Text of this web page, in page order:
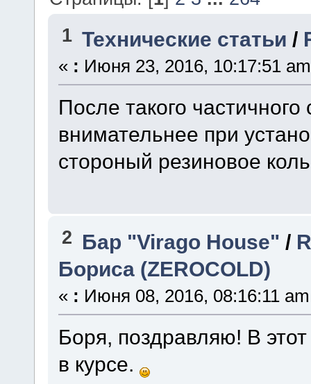
1 Технические статьи /
« : Июня 23, 2016, 10:17:51
После такого
внимательнее при
стороный резиновое
2 Бар "Virago House" /
Бориса (ZEROCOLD)
« : Июня 08, 2016, 08:16:11
Боря, поздравляю! В
в курсе.